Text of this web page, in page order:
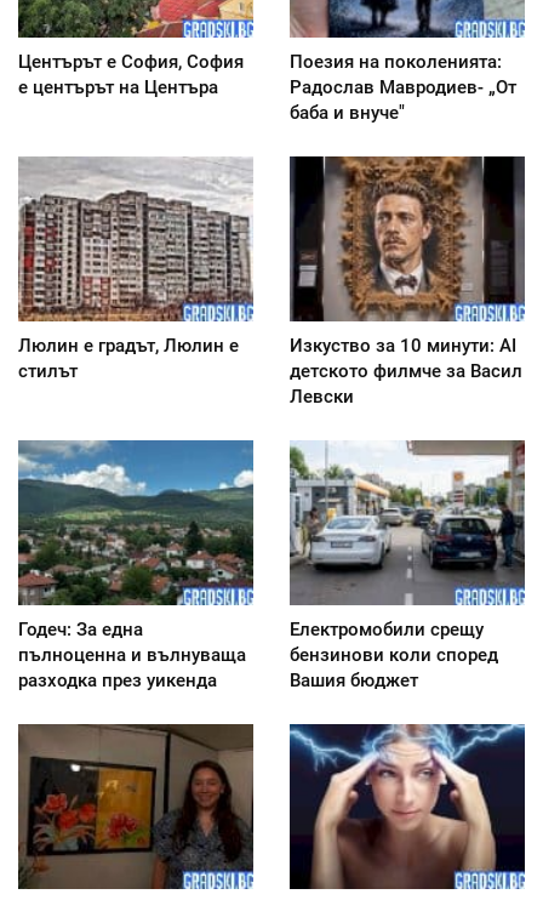
Центърът е София, София
е центърът на Центъра
Поезия на поколенията:
Радослав Мавродиев- „От
баба и внуче"
Люлин е градът, Люлин е
стилът
Изкуство за 10 минути: AI
детското филмче за Васил
Левски
Годеч: За една
пълноценна и вълнуваща
разходка през уикенда
Електромобили срещу
бензинови коли според
Вашия бюджет